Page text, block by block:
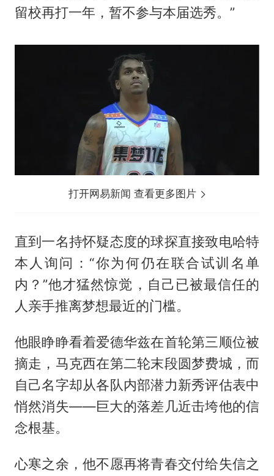
留校再打一年，暂不参与本届选秀。”
打开网易新闻 查看更多图片
直到一名持怀疑态度的球探直接致电哈特
本人询问：“你为何仍在联合试训名单
内？”他才猛然惊觉，自己已被最信任的
人亲手推离梦想最近的门槛。
他眼睁睁看着爱德华兹在首轮第三顺位被
摘走，马克西在第二轮末段圆梦费城，而
自己名字却从各队内部潜力新秀评估表中
悄然消失——巨大的落差几近击垮他的信
念根基。
心寒之余，他不愿再将青春交付给失信之